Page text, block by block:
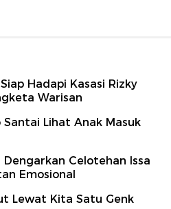
Hadapi Kasasi Rizky
Warisan
Lihat Anak Masuk
Dengarkan Celotehan Issa
Emosional
Lewat Kita Satu Genk